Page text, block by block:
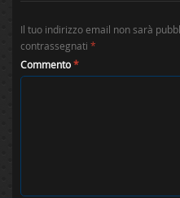
Il tuo indirizzo email non sarà
contrassegnati *
Commento*